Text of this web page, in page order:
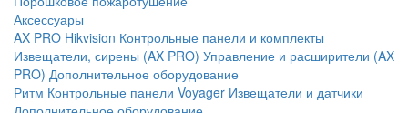
Аксессуары
AX PRO Hikvision Контрольные панели и комплекты
Извещатели, сирены (AX PRO) Управление и расширители (AX
PRO) Дополнительное оборудование
Ритм Контрольные панели Voyager Извещатели и датчики